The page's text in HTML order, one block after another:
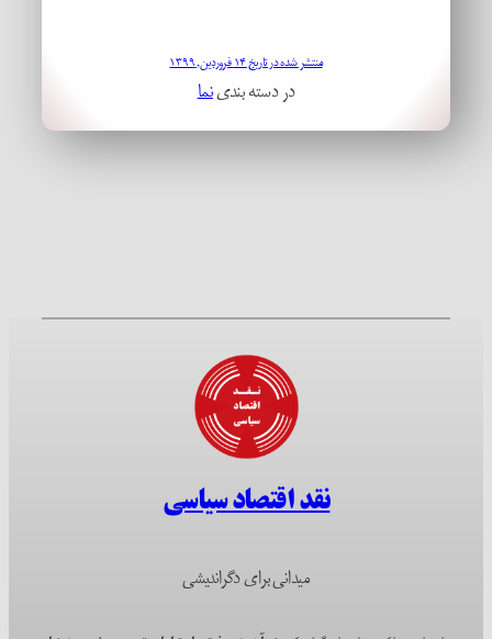
منتشر شده در تاریخ ۱۴ فروردین, ۱۳۹۹
در دسته بندینما
نقد اقتصاد سیاسی
میدانی برای دگراندیشی